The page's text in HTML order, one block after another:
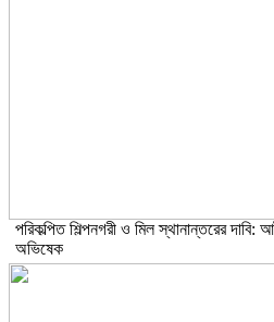
পরিকল্পিত শিল্পনগরী ও মিল স্থানান্তরের দাবি:
অভিষেক